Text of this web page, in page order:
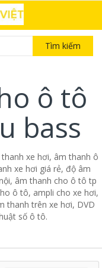
Tìm kiếm
ô tô
bass
xe hơi, âm thanh ô
xe hơi giá rẻ, độ âm
âm thanh cho ô tô tp
ô tô, ampli cho xe hơi,
thanh trên xe hơi, DVD
số ô tô.